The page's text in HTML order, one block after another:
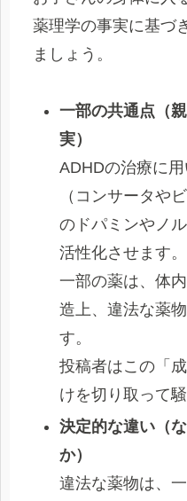
薬理学の事実に基づ
ましょう。
一部の共通点（
実）
ADHDの治療に
（コンサータや
のドパミンやノ
活性化させます。
一部の薬は、体
造上、違法な薬
す。
投稿者はこの「
けを切り取って
決定的な違い（
か）
違法な薬物は、